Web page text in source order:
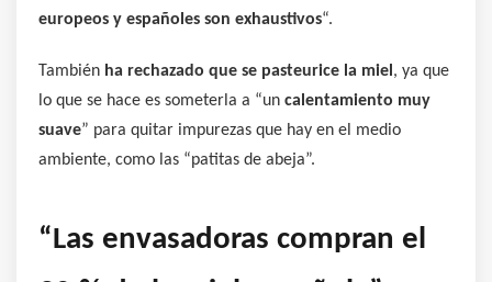
europeos y españoles son exhaustivos“.
También ha rechazado que se pasteurice la miel , ya que
lo que se hace es someterla a “un calentamiento muy
suave” para quitar impurezas que hay en el medio
ambiente, como las “patitas de abeja”.
“Las envasadoras compran el